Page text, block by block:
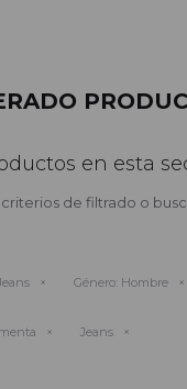
en esta
de filtrado o
Género: Hombre
Jeans